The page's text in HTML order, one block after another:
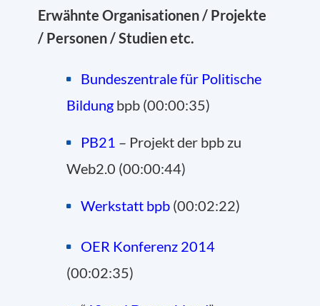
Erwähnte Organisationen / Projekte
/ Personen / Studien etc.
Bundeszentrale für Politische
Bildung bpb (00:00:35)
PB21 – Projekt der bpb zu
Web2.0 (00:00:44)
Werkstatt bpb (00:02:22)
OER Konferenz 2014
(00:02:35)